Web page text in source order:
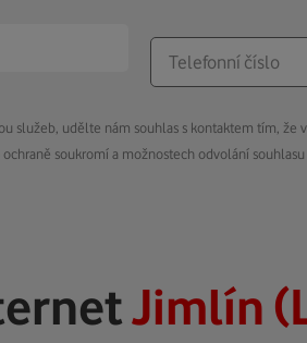
služeb, udělte nám souhlas s kontaktem tím,
soukromí a možnostech odvolání
Jimlín